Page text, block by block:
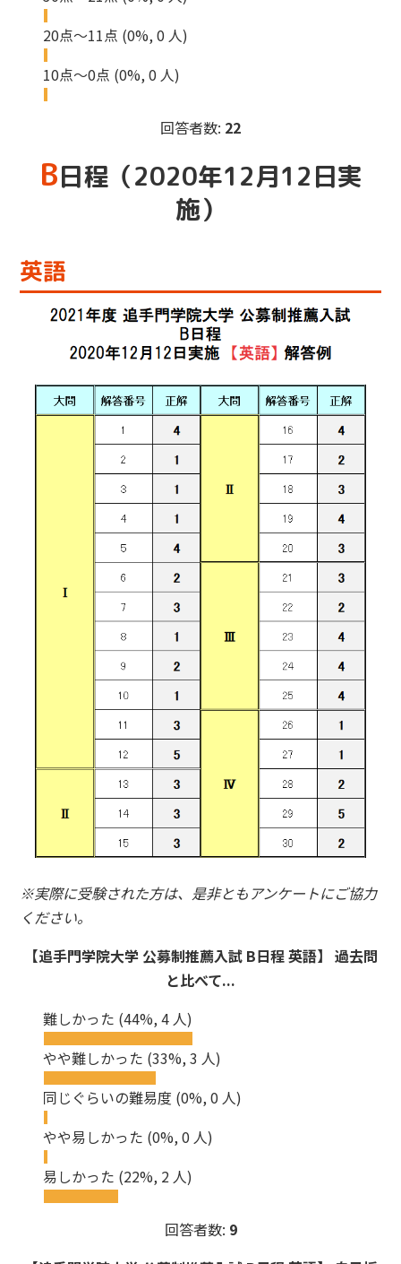
20点～11点 (0%, 0 人)
10点～0点 (0%, 0 人)
回答者数: 22
B日程（2020年12月12日実
施）
英語
※実際に受験された方は、是非ともアンケートにご協力
ください。
【追手門学院大学 公募制推薦入試 B日程 英語】 過去問
と比べて...
難しかった (44%, 4 人)
やや難しかった (33%, 3 人)
同じぐらいの難易度 (0%, 0 人)
やや易しかった (0%, 0 人)
易しかった (22%, 2 人)
回答者数: 9